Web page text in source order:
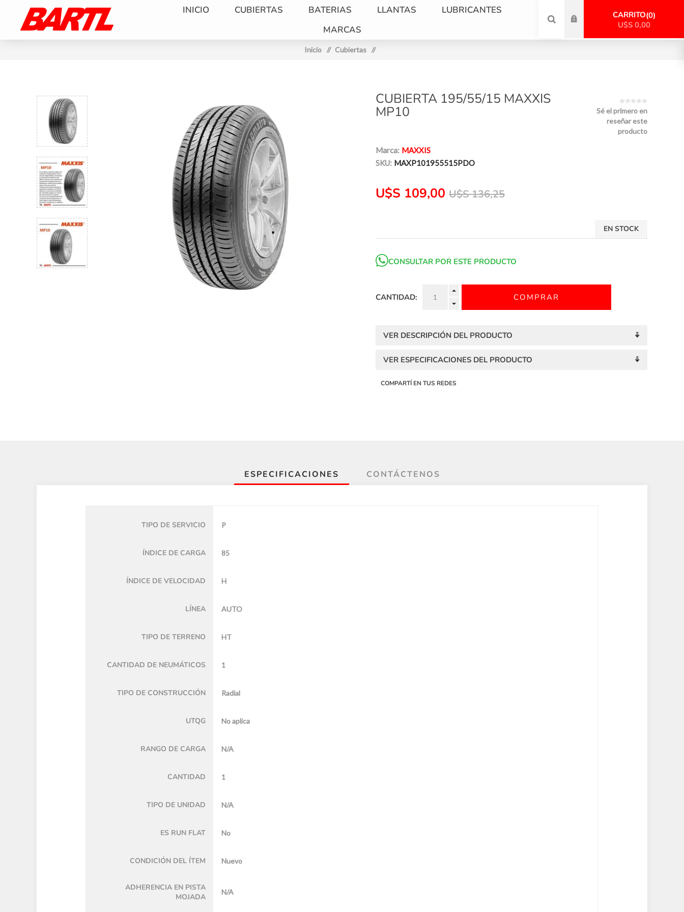
INICIO CUBIERTAS BATERIAS LLANTAS
LUBRICANTES
MARCAS
CARRITO 0
U$S 0,00
Inicio / Cubiertas /
CUBIERTA 195/55/15 MAXXIS
MP10
Marca: MAXXIS
SKU: MAXP101955515PDO
Sé el primero en
reseñar este
producto
U$S 109,00 U$S 136,25
EN STOCK
CONSULTAR POR ESTE PRODUCTO
CANTIDAD:
VER DESCRIPCIÓN DEL PRODUCTO
VER ESPECIFICACIONES DEL PRODUCTO
COMPARTÍ EN TUS REDES
ESPECIFICACIONES CONTÁCTENOS
TIPO DE SERVICIO P
ÍNDICE DE CARGA 85
ÍNDICE DE VELOCIDAD H
LÍNEA AUTO
TIPO DE TERRENO HT
CANTIDAD DE NEUMÁTICOS 1
TIPO DE CONSTRUCCIÓN Radial
UTQG No aplica
RANGO DE CARGA N/A
CANTIDAD 1
TIPO DE UNIDAD N/A
ES RUN FLAT No
CONDICIÓN DEL ÍTEM Nuevo
ADHERENCIA EN PISTA
MOJADA
N/A